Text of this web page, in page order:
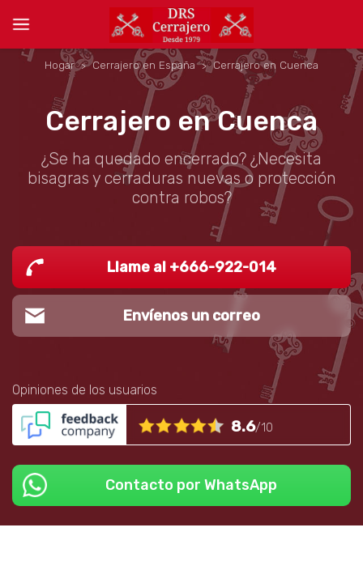
Hogar Cerrajero en España Cerrajero en Cuenca
Cerrajero en Cuenca
¿Se ha quedado encerrado? ¿Necesita
bisagras y cerraduras nuevas o protección
contra robos?
Llame al +666-922-014
Envíenos un correo
Opiniones de los usuarios
8.6/10
Contacto por WhatsApp